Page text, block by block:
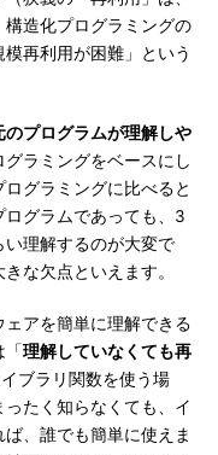
造化プログラミングの
再利用が困難」という
のプログラムが理解しや
ラミングをベースにし
グラミングに比べると
グラムであっても、3
理解するのが大変で
な欠点といえます。
アを簡単に理解できる
「理解していなくても再
ブラリ関数を使う場
たく知らなくても、イ
、誰でも簡単に使えま